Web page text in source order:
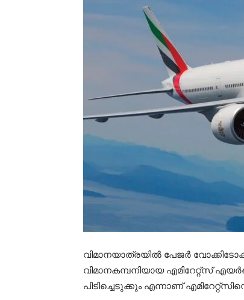
വിമാനയാത്രയില്‍ പേജര്‍
വിമാനകമ്പനിയായ എമിറേറ്റ്‌സ്
പിടിച്ചെടുക്കും എന്നാണ്